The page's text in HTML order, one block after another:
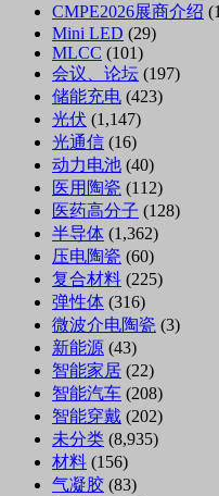
CMPE2026展商介绍
Mini LED (29)
MLCC (101)
会议、论坛 (197)
储能充电 (423)
光伏 (1,147)
光通信 (16)
动力电池 (40)
医用陶瓷 (112)
医药高分子 (128)
半导体 (1,362)
压电陶瓷 (60)
复合材料 (225)
弹性体 (316)
微波介电陶瓷 (3)
新能源 (43)
智能家居 (22)
智能汽车 (208)
智能穿戴 (202)
未分类 (8,935)
材料 (156)
气凝胶 (83)